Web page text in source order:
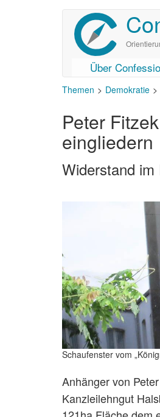
User
account
menu
Main
Über Confessio
Themen Demokratie
Peter
eingliedern
Widerstand im
Schaufenster vom
Anhänger von
Kanzleilehngut